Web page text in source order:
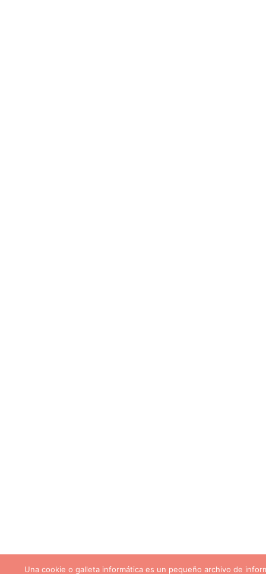
Una cookie o galleta informática es un pequeño archivo de